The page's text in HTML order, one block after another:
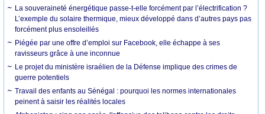
La souveraineté énergétique passe-t-elle forcément par l’électrification ?
L’exemple du solaire thermique, mieux développé dans d’autres pays pas
forcément plus ensoleillés
Piégée par une offre d’emploi sur Facebook, elle échappe à ses
ravisseurs grâce à une inconnue
Le projet du ministère israélien de la Défense implique des crimes de
guerre potentiels
Travail des enfants au Sénégal : pourquoi les normes internationales
peinent à saisir les réalités locales